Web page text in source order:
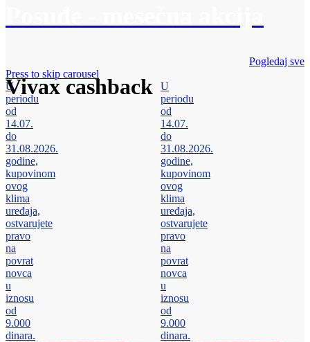
Vivax cashback
Pogledaj sve
Press to skip carousel
U
periodu
od
14.07.
do
31.08.2026.
godine,
kupovinom
ovog
klima
uređaja,
ostvarujete
pravo
na
povrat
novca
u
iznosu
od
9.000
dinara.
U
periodu
od
14.07.
do
31.08.2026.
godine,
kupovinom
ovog
klima
uređaja,
ostvarujete
pravo
na
povrat
novca
u
iznosu
od
9.000
dinara.